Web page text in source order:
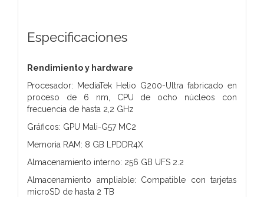
Especificaciones
Rendimiento y hardware
Procesador: MediaTek Helio G200-Ultra fabricado en
proceso de 6 nm, CPU de ocho núcleos con
frecuencia de hasta 2,2 GHz
Gráficos: GPU Mali-G57 MC2
Memoria RAM: 8 GB LPDDR4X
Almacenamiento interno: 256 GB UFS 2.2
Almacenamiento ampliable: Compatible con tarjetas
microSD de hasta 2 TB